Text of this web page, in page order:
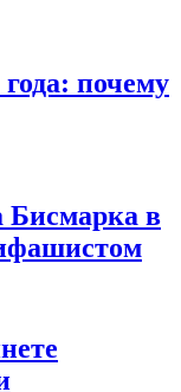
почему
Бисмарка в